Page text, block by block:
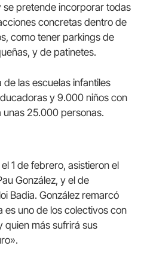
se pretende incorporar todas
concretas dentro de
como tener parkings de
y de patinetes.
las escuelas infantiles
y 9.000 niños con
unas 25.000 personas.
1 de febrero, asistieron el
González, y el de
Badia. González remarcó
es uno de los colectivos con
quien más sufrirá sus